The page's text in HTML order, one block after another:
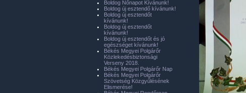
Boldog Nőnapot Kívánunk!
Boldog új esztendő kívánunk!
Boldog új esztendőt
kívánunk!
Boldog új esztendőt
kívánunk!
Boldog új esztendőt és jó
egészséget kívánunk!
Békés Megyei Polgárőr
Közlekedésbiztonsági
Verseny 2018.
Békés Megyei Polgárőr Nap
Békés Megyei Polgárőr
Szövetség Közgyűlésének
Elismerése!